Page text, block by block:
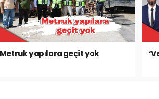
Metruk yapılara geçit yok